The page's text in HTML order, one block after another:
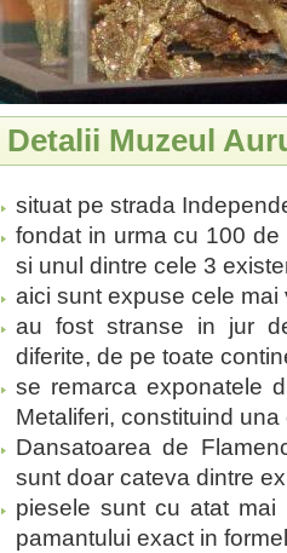
Detalii Muzeul
situat pe strada
fondat in urma cu 100
si unul dintre cele 3
aici sunt expuse cele
au fost stranse in jur
diferite, de pe toate
se remarca exponatele
Metaliferi, constituind
Dansatoarea de
sunt doar cateva dintre
piesele sunt cu atat
pamantului exact in